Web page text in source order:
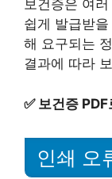
보건증은 여
쉽게 발급받
해 요구되는
결과에 따라
✅ 보건증
인쇄 오